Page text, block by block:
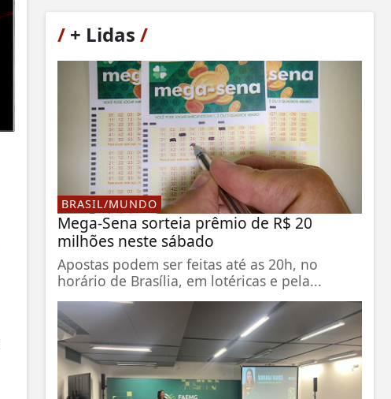
/+ Lidas /
BRASIL/MUNDO
Mega-Sena sorteia prêmio de R$ 20
milhões neste sábado
Apostas podem ser feitas até as 20h, no
horário de Brasília, em lotéricas e pela...